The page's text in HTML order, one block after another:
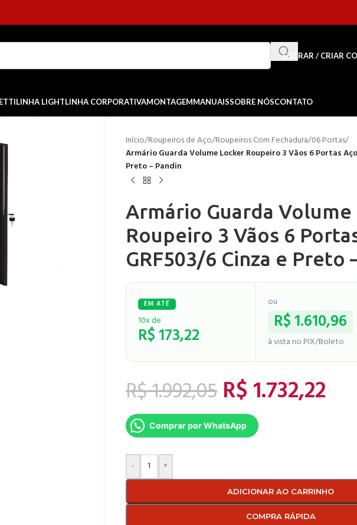
ENTRAR / CRIAR
LINHA LIGHTLINHA CORPORATIVAMONTAGEMMANUAISSOBRE NÓSCONTATO
Início/Roupeiros de Aço/Roupeiros Com Fechadura/06 Portas/
Armário Guarda Volume Locker Roupeiro 3 Vãos 6 Portas
Preto – Pandin
Armário Guarda
Roupeiro 3 Vãos 6
GRF503/6 Cinza e Preto
10x de
R$173,22
ou
R$1.610,96
à vista no PIX/Boleto
R$1.992,05 R$1.732,22
Comprar por WhatsApp
- +
ADICIONAR AO CARRINHO
COMPRA RÁPIDA